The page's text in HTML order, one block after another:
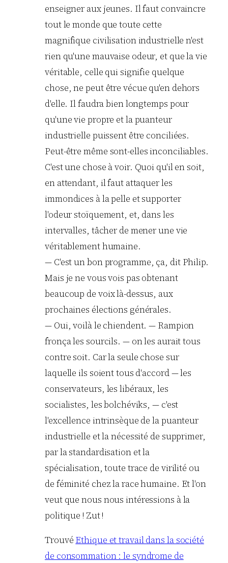
enseigner aux jeunes. Il faut convaincre
tout le monde que toute cette
magnifique civilisation industrielle n'est
rien qu'une mauvaise odeur, et que la vie
véritable, celle qui signifie quelque
chose, ne peut être vécue qu'en dehors
d'elle. Il faudra bien longtemps pour
qu'une vie propre et la puanteur
industrielle puissent être conciliées.
Peut-être même sont-elles inconciliables.
C'est une chose à voir. Quoi qu'il en soit,
en attendant, il faut attaquer les
immondices à la pelle et supporter
l'odeur stoïquement, et, dans les
intervalles, tâcher de mener une vie
véritablement humaine.
— C'est un bon programme, ça, dit Philip.
Mais je ne vous vois pas obtenant
beaucoup de voix là-dessus, aux
prochaines élections générales.
— Oui, voilà le chiendent. — Rampion
fronça les sourcils. — on les aurait tous
contre soit. Car la seule chose sur
laquelle ils soient tous d'accord — les
conservateurs, les libéraux, les
socialistes, les bolchéviks, — c'est
l'excellence intrinsèque de la puanteur
industrielle et la nécessité de supprimer,
par la standardisation et la
spécialisation, toute trace de virilité ou
de féminité chez la race humaine. Et l'on
veut que nous nous intéressions à la
politique ! Zut !
Trouvé Ethique et travail dans la société
de consommation : le syndrome de